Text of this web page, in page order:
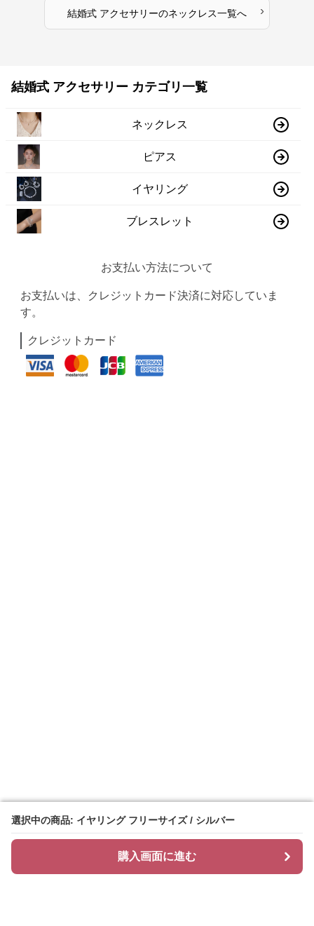
選択中の商品: イヤリング フリーサイズ / シルバー
購入画面に進む
選択中の商品: イヤリング フリーサイズ / シルバー
購入画面に進む
結婚式 アクセサリーのネックレス一覧へ ›
結婚式 アクセサリー カテゴリ一覧
ネックレス
ピアス
イヤリング
ブレスレット
お支払い方法について
お支払いは、クレジットカード決済に対応していま
す。
クレジットカード